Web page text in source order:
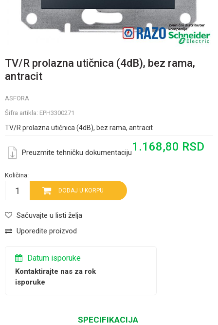
TV/R prolazna utičnica (4dB), bez rama,
antracit
ASFORA
Šifra artikla: EPH3300271
TV/R prolazna utičnica (4dB), bez rama, antracit
Preuzmite tehničku dokumentaciju1.168,80 RSD
Količina:
DODAJ U KORPU
Sačuvajte u listi želja
Uporedite proizvod
Datum isporuke
Kontaktirajte nas za rok
isporuke
SPECIFIKACIJA